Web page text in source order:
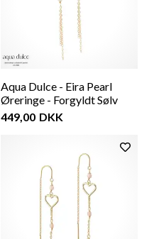
Aqua Dulce - Eira Pearl
Øreringe - Forgyldt Sølv
449,00 DKK